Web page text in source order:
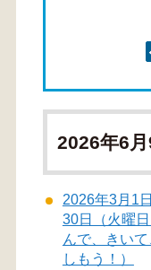
2026年6
2026年3月1
30日（火曜
んで、きい
しもう！）